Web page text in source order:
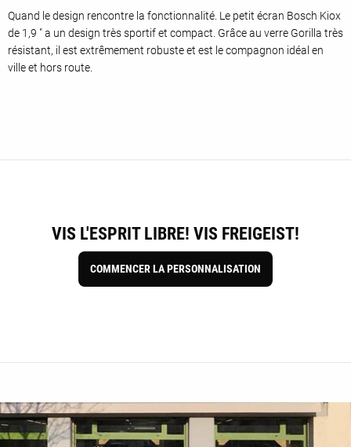
Quand le design rencontre la fonctionnalité. Le petit écran Bosch Kiox
de 1,9 " a un design très sportif et compact. Grâce au verre Gorilla très
résistant, il est extrêmement robuste et est le compagnon idéal en
ville et hors route.
VIS L'ESPRIT LIBRE! VIS FREIGEIST!
COMMENCER LA PERSONNALISATION